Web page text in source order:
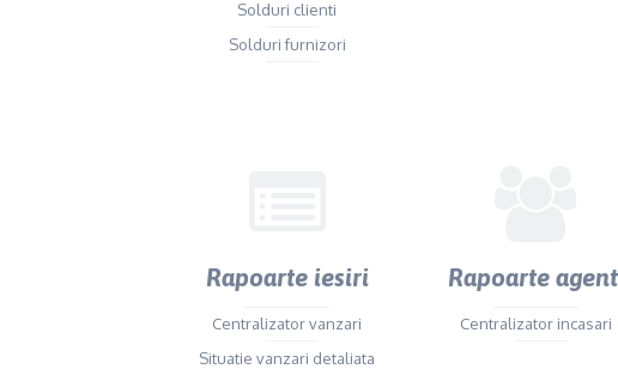
Solduri clienti
Solduri furnizori
Rapoarte iesiri
Centralizator vanzari
Situatie vanzari detaliata
Rapoarte
Centralizator incasari